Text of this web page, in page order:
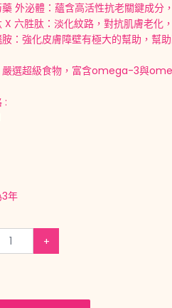
藥 外泌體：蘊含高活性抗老關鍵成分
X 六胜肽：淡化紋路，對抗肌膚老化
胺：強化皮膚障壁有極大的幫助，幫
嚴選超級食物，富含omega-3與
:
年
+